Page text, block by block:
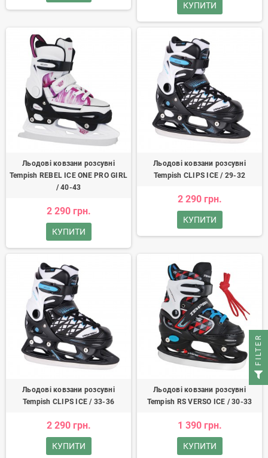
КУПИТИ
Льодові ковзани розсувні
Tempish REBEL ICE ONE PRO GIRL
/ 40-43
2 290 грн.
КУПИТИ
Льодові ковзани розсувні
Tempish CLIPS ICE / 29-32
2 290 грн.
КУПИТИ
Льодові ковзани розсувні
Tempish CLIPS ICE / 33-36
2 290 грн.
КУПИТИ
Льодові ковзани розсувні
Tempish RS VERSO ICE / 30-33
1 390 грн.
КУПИТИ
FILTER